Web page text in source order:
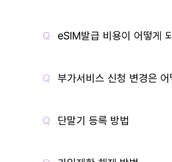
eSIM발급 비용이 어떻게
부가서비스 신청 변경은
단말기 등록 방법